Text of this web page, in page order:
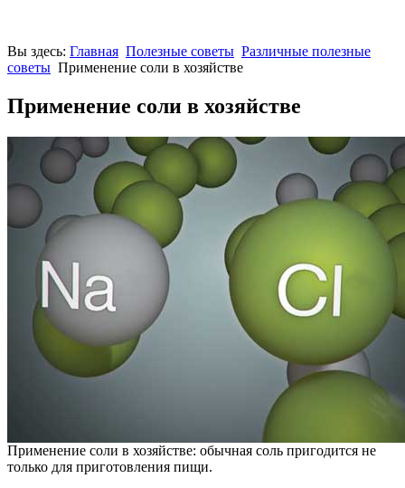
Вы здесь: Главная Полезные советы Различные полезные
советы Применение соли в хозяйстве
Применение соли в хозяйстве
Применение соли в хозяйстве: обычная соль пригодится не
только для приготовления пищи.